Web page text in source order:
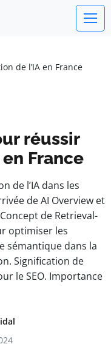
de l’IA en France
réussir
France
de l’IA dans les
de AI Overview et
de Retrieval-
optimiser les
sémantique dans la
Signification de
le SEO. Importance